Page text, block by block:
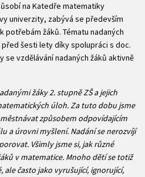
na Katedře matematiky
univerzity, zabývá se především
potřebám žáků. Tématu nadaných
šesti lety díky spolupráci s doc.
se vzdělávání nadaných žáků aktivně
žáky 2. stupně ZŠ a jejich
úloh. Za tuto dobu jsme
způsobem odpovídajícím
a úrovni myšlení. Nadání se nerozvíjí
Všimly jsme si, jak různé
v matematice. Mnoho dětí se totiž
ale často jako vyrušující, ignorující,